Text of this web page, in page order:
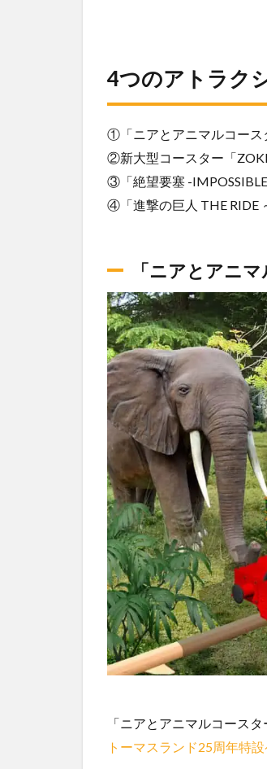
4つのアトラク
①「ニアとアニマルコース
②新大型コースター「
③「絶望要塞 -
④「進撃の巨人 THE RIDE
「ニアとアニ
「ニアとアニマルコースタ
トーマスランド25周年特